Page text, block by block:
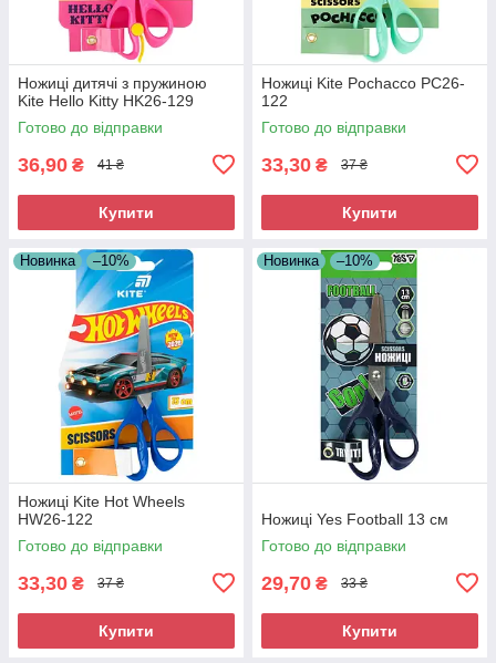
Ножиці дитячі з пружиною
Kite Hello Kitty HK26-129
Готово до відправки
36,90 ₴ 41 ₴
Купити
Ножиці Kite Pochacco PC26-
122
Готово до відправки
33,30 ₴ 37 ₴
Купити
Новинка –10%
Ножиці Kite Hot Wheels
HW26-122
Готово до відправки
33,30 ₴ 37 ₴
Купити
Новинка –10%
Ножиці Yes Football 13 см
Готово до відправки
29,70 ₴ 33 ₴
Купити